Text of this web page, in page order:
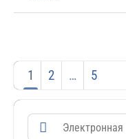
1 2 … 5